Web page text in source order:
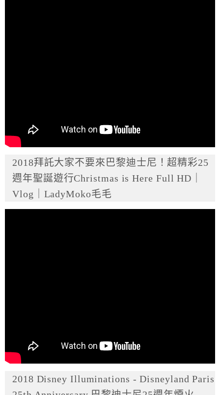
2018拜託大家不要來巴黎迪士尼！超精彩25
週年聖誕遊行Christmas is Here Full HD｜
Vlog｜LadyMoko毛毛
2018 Disney Illuminations - Disneyland Paris